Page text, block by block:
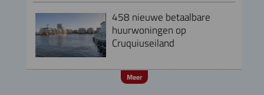
458 nieuwe betaalbare
huurwoningen op
Cruquiuseiland
Meer